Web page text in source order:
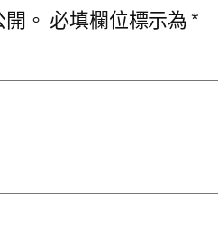
。 必填欄位標示為*